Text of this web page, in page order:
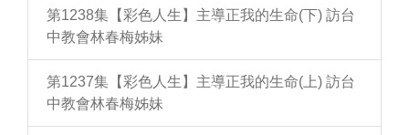
第1238集【彩色人生】主導正我的生命(下) 訪台
中教會林春梅姊妹
第1237集【彩色人生】主導正我的生命(上) 訪台
中教會林春梅姊妹